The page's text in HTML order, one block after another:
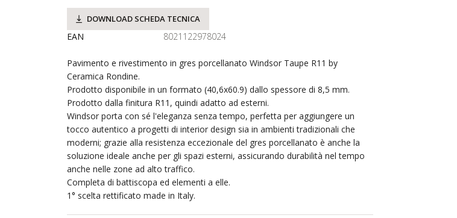
DOWNLOAD SCHEDA TECNICA
EAN 8021122978024
Pavimento e rivestimento in gres porcellanato Windsor Taupe R11 by
Ceramica Rondine.
Prodotto disponibile in un formato (40,6x60.9) dallo spessore di 8,5 mm.
Prodotto dalla finitura R11, quindi adatto ad esterni.
Windsor porta con sé l'eleganza senza tempo, perfetta per aggiungere un
tocco autentico a progetti di interior design sia in ambienti tradizionali che
moderni; grazie alla resistenza eccezionale del gres porcellanato è anche la
soluzione ideale anche per gli spazi esterni, assicurando durabilità nel tempo
anche nelle zone ad alto traffico.
Completa di battiscopa ed elementi a elle.
1° scelta rettificato made in Italy.